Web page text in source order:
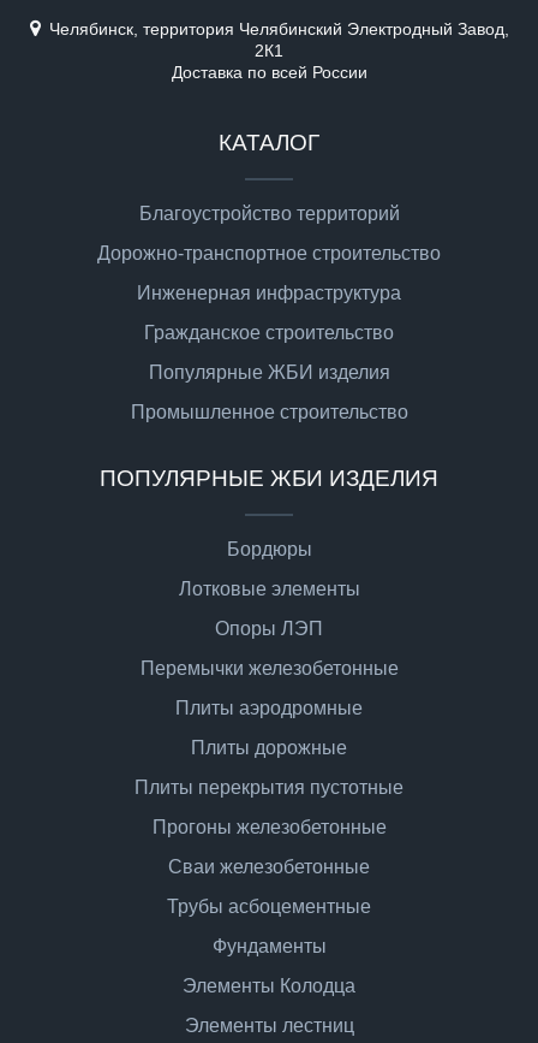
Челябинск, территория Челябинский Электродный Завод,
2К1
Доставка по всей России
КАТАЛОГ
Благоустройство территорий
Дорожно-транспортное строительство
Инженерная инфраструктура
Гражданское строительство
Популярные ЖБИ изделия
Промышленное строительство
ПОПУЛЯРНЫЕ ЖБИ ИЗДЕЛИЯ
Бордюры
Лотковые элементы
Опоры ЛЭП
Перемычки железобетонные
Плиты аэродромные
Плиты дорожные
Плиты перекрытия пустотные
Прогоны железобетонные
Сваи железобетонные
Трубы асбоцементные
Фундаменты
Элементы Колодца
Элементы лестниц